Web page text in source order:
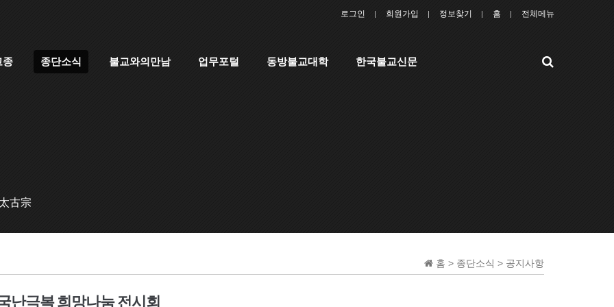
로그인 회원가입 정보찾기 홈 전체메뉴
종 종단소식 불교와의만남 업무포털 동방불교대학 한국불교신문
古宗
홈 > 종단소식 > 공지사항
난극복 희망나눔 전시회